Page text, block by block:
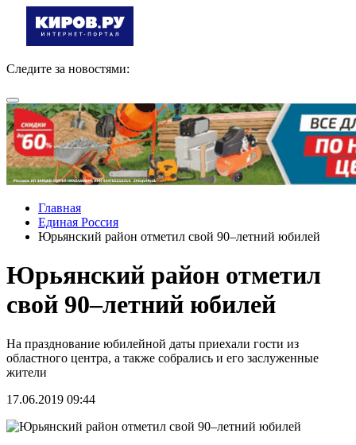
Следите за новостями:
Главная
Единая Россия
Юрьянский район отметил свой 90–летний юбилей
Юрьянский район отметил
свой 90–летний юбилей
На празднование юбилейной даты приехали гости из
областного центра, а также собрались и его заслуженные
жители
17.06.2019 09:44